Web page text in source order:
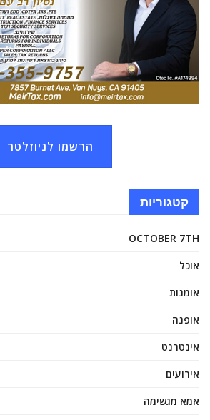
הרשמו לניוזלטר
קטגוריות
OCTOBER 7TH
אוכל
אומנות
אופנה
אינטרנט
אירועים
אמא מגשימה